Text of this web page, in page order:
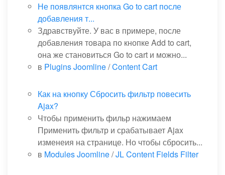
Не появлянтся кнопка Go to cart после
добавления т...
Здравствуйте. У вас в примере, после
добавления товара по кнопке Add to cart,
она же становиться Go to cart и можно...
в Plugins Joomline/Content Cart
Как на кнопку Сбросить фильтр повесить
Ajax?
Чтобы применить фильр нажимаем
Применить фильтр и срабатывает Ajax
изменеия на странице. Но чтобы сбросить...
в Modules Joomline/JL Content Fields Filter